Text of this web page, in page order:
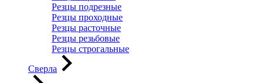
Резцы подрезные
Резцы проходные
Резцы расточные
Резцы резьбовые
Резцы строгальные
Сверла